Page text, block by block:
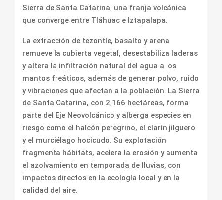
Sierra de Santa Catarina, una franja volcánica
que converge entre Tláhuac e Iztapalapa.
La extracción de tezontle, basalto y arena
remueve la cubierta vegetal, desestabiliza laderas
y altera la infiltración natural del agua a los
mantos freáticos, además de generar polvo, ruido
y vibraciones que afectan a la población. La Sierra
de Santa Catarina, con 2,166 hectáreas, forma
parte del Eje Neovolcánico y alberga especies en
riesgo como el halcón peregrino, el clarín jilguero
y el murciélago hocicudo. Su explotación
fragmenta hábitats, acelera la erosión y aumenta
el azolvamiento en temporada de lluvias, con
impactos directos en la ecología local y en la
calidad del aire.